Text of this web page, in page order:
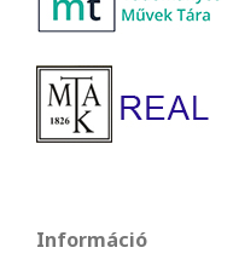
Információ